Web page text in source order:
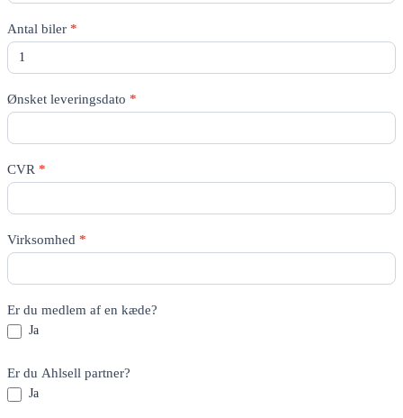
Antal biler *
Ønsket leveringsdato *
CVR *
Virksomhed *
Er du medlem af en kæde?
Ja
Er du Ahlsell partner?
Ja